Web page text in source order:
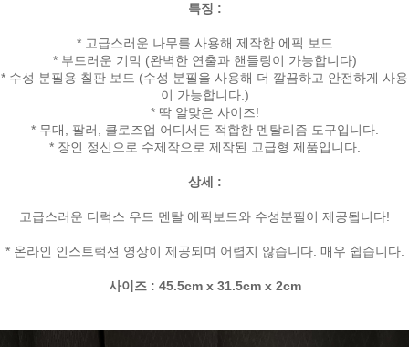
특징 :
* 고급스러운 나무를 사용해 제작한 에픽 보드
* 부드러운 기믹 (완벽한 연출과 핸들링이 가능합니다)
* 수성 분필용 칠판 보드 (수성 분필을 사용해 더 깔끔하고 안전하게 사용
이 가능합니다.)
* 딱 알맞은 사이즈!
* 무대, 팔러, 클로즈업 어디서든 적합한 멘탈리즘 도구입니다.
* 장인 정신으로 수제작으로 제작된 고급형 제품입니다.
상세 :
고급스러운 디럭스 우드 멘탈 에픽보드와 수성분필이 제공됩니다!
* 온라인 인스트럭션 영상이 제공되며 어렵지 않습니다. 매우 쉽습니다.
사이즈 : 45.5cm x 31.5cm x 2cm